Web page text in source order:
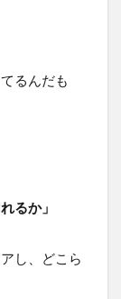
るんだも
るか」
し、どこら